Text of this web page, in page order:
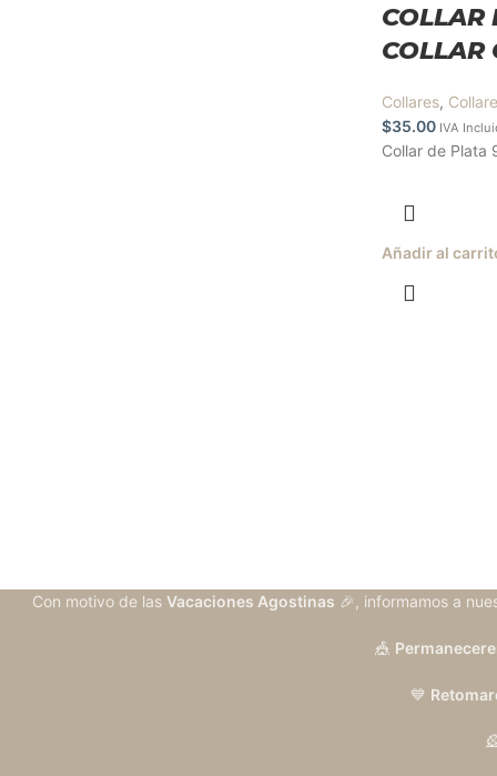
COLLAR
COLLAR
Collares,
$35.00 IVA
Collar de Plata
Añadir al
Con motivo de las Vacaciones Agostinas 🎉, informamos a
🎪
💙